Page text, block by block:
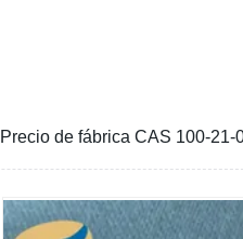
Precio de fábrica CAS 100-